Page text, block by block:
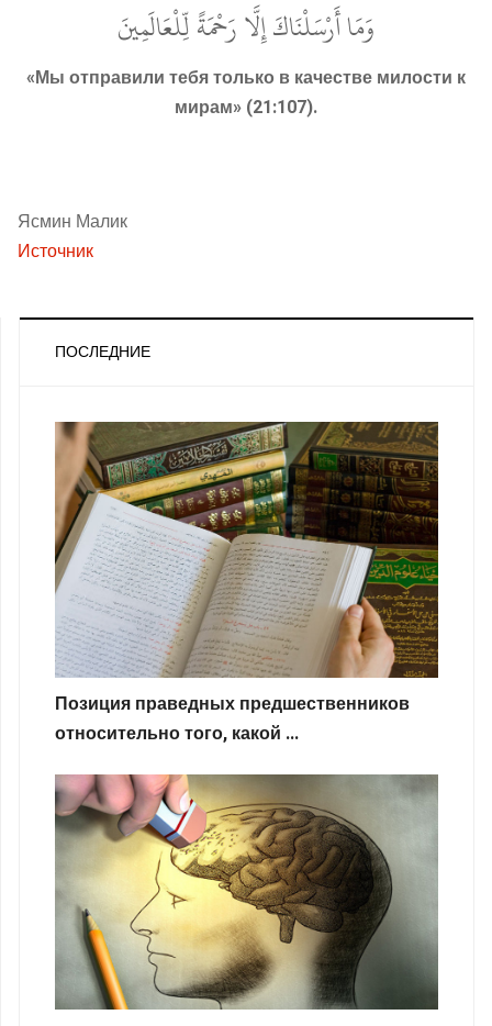
وَمَا أَرْسَلْنَاكَ إِلَّا رَحْمَةً لِّلْعَالَمِينَ
«Мы отправили тебя только в качестве милости к
мирам» (21:107).
Ясмин Малик
Источник
ПОСЛЕДНИЕ
Позиция праведных предшественников
относительно того, какой ...